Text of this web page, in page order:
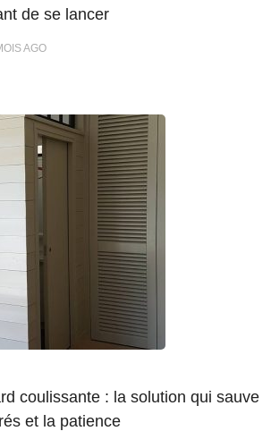
de se lancer
AGO
coulissante : la solution qui sauve
et la patience